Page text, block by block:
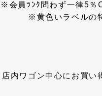
※会員ﾗﾝｸ問わず一律5％
※黄色いラベルの
店内ワゴン中心にお買い